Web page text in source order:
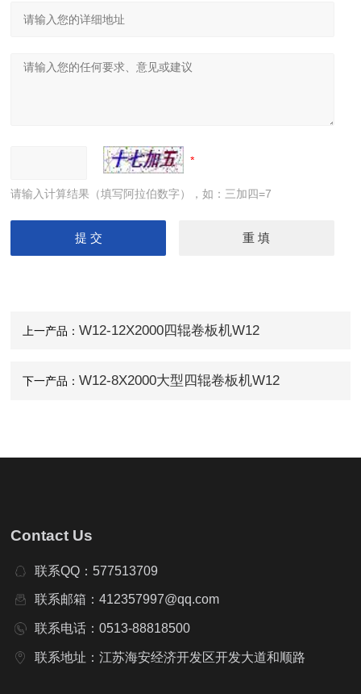
请输入计算结果（填写阿拉伯数字），如：三加四=7
上一产品： W12-12X2000四辊卷板机W12
下一产品： W12-8X2000大型四辊卷板机W12
Contact Us
联系QQ：577513709
联系邮箱：412357997@qq.com
联系电话：0513-88818500
联系地址：江苏海安经济开发区开发大道和顺路